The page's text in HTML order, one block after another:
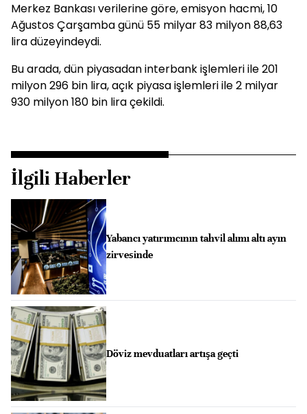
Merkez Bankası verilerine göre, emisyon hacmi, 10
Ağustos Çarşamba günü 55 milyar 83 milyon 88,63
lira düzeyindeydi.
Bu arada, dün piyasadan interbank işlemleri ile 201
milyon 296 bin lira, açık piyasa işlemleri ile 2 milyar
930 milyon 180 bin lira çekildi.
İlgili Haberler
Yabancı yatırımcının tahvil alımı altı ayın
zirvesinde
Döviz mevduatları artışa geçti